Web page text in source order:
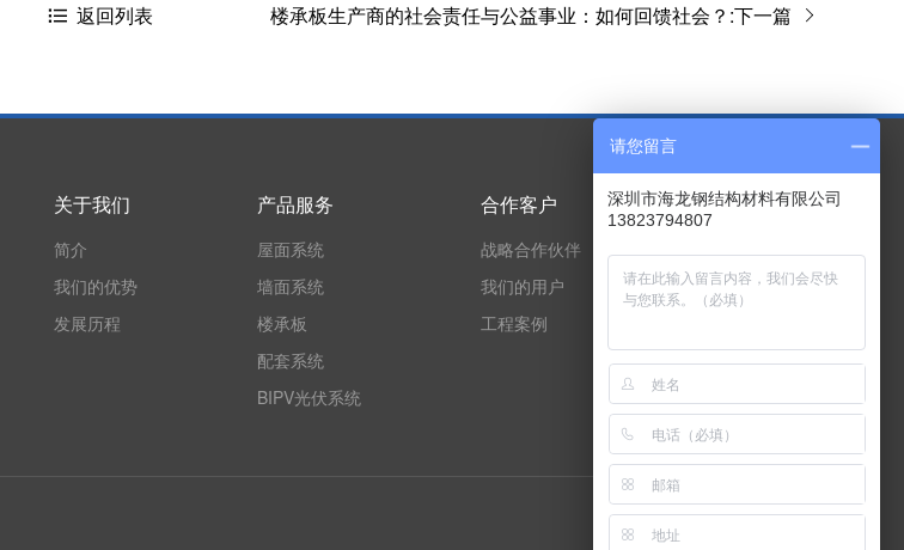
返回列表 楼承板生产商的社会责任与公益事业：如何回馈社会？:下一篇
关于我们
简介
我们的优势
发展历程
产品服务
屋面系统
墙面系统
楼承板
配套系统
BIPV光伏系统
合作客户
战略合作伙伴
我们的用户
工程案例
技术实力
专利与荣誉证书
资质证书
请您留言
深圳市海龙钢结构材料有限公司
13823794807